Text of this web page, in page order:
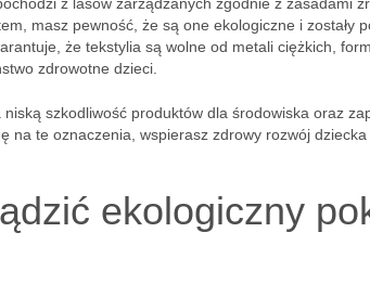
masz pewność, że są one ekologiczne i zostały
że tekstylia są wolne od metali ciężkich,
zdrowotne dzieci.
niską szkodliwość produktów dla środowiska oraz
na te oznaczenia, wspierasz zdrowy rozwój
ekologiczny